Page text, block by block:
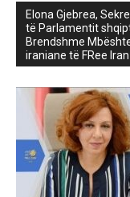
Elona Gjebrea,
të Parlamentit
Brendshme
iraniane të FRee